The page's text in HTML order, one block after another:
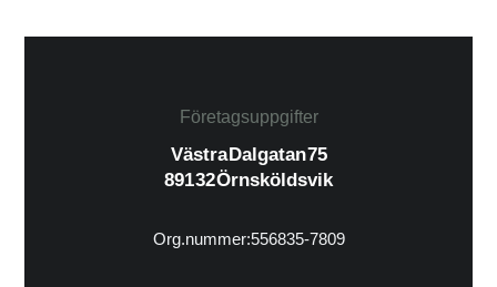
Företagsuppgifter
Västra Dalgatan 75
891 32 Örnsköldsvik
Org.nummer: 556835-7809